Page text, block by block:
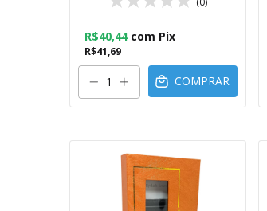
R$41,69
R$40,44 com Pix
COMPRAR